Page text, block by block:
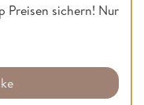
Preisen sichern! Nur